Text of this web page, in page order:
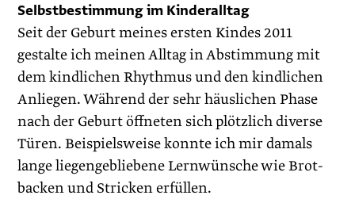
Selbstbestimmung im Kinderalltag
Seit der Geburt meines ersten Kindes 2011
gestalte ich meinen Alltag in Abstimmung mit
dem kindlichen Rhythmus und den kindlichen
Anliegen. Während der sehr häuslichen Phase
nach der Geburt öffneten sich plötzlich diverse
Türen. Beispielsweise konnte ich mir damals
lange liegengebliebene Lernwünsche wie Brot­
backen und Stricken erfüllen.